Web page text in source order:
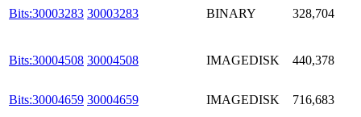
Bits:30003283 30003283 BINARY 328,704
Bits:30004508 30004508 IMAGEDISK 440,378
Bits:30004659 30004659 IMAGEDISK 716,683